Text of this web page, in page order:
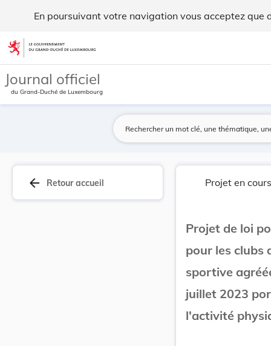
En poursuivant votre navigation vous acceptez que
Aller au contenu
Journal officiel
du Grand-Duché de Luxembourg
arrow_back Retour accueil Projet en cours
Projet de loi
pour les clubs
sportive
juillet 2023
l'activité